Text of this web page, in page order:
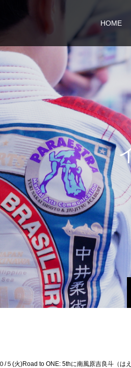
HOME
5thに南風原吉良斗（はえばらきらと/Theパラエストラ沖縄）の出場が決定致しました！対戦相手はプロMMA3戦全てを足関節で勝利し、JBJJF全日本ノーギではエキスパート・フェザー級を制している須藤拓真（X-TREME EBINA）選手。曲者相手ですが、全日本アマチュア修斗選手権優勝、プロ修斗2戦2勝修斗出身の沖縄プロシューターキラトを全力で勝利させたいと思います。コチラの試合はABEMA格闘